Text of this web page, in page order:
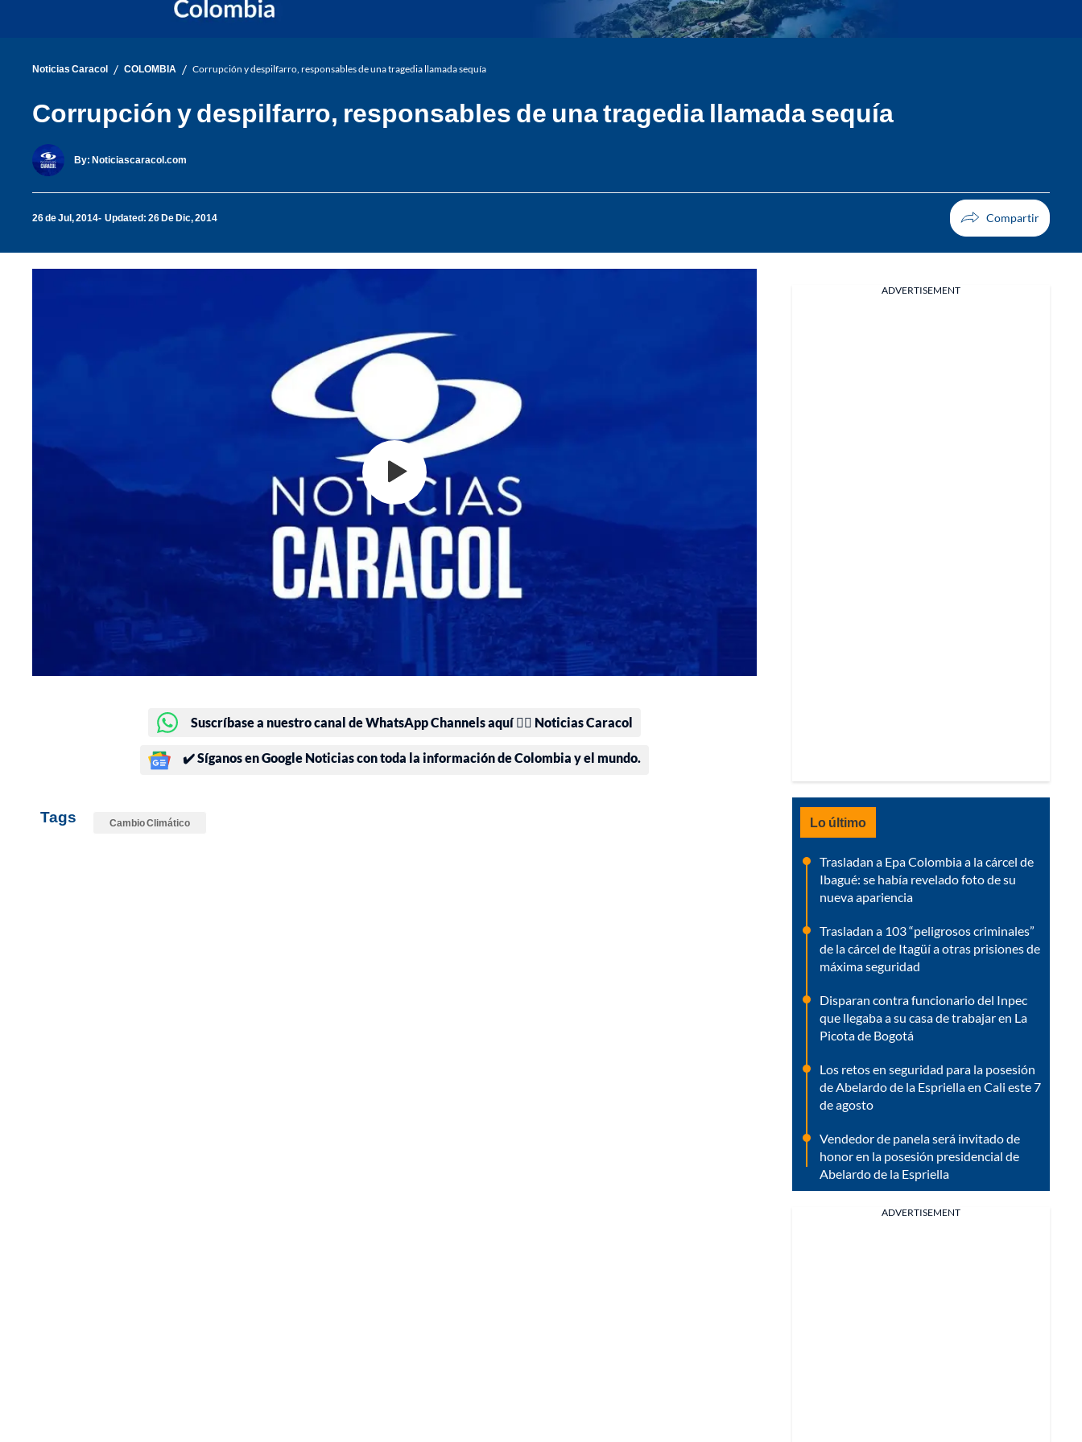
Noticias Caracol / COLOMBIA / Corrupción y despilfarro, responsables de una tragedia llamada sequía
Corrupción y despilfarro, responsables de una tragedia llamada sequía
By: Noticiascaracol.com
26 de Jul, 2014 Updated: 26 De Dic, 2014
Suscríbase a nuestro canal de WhatsApp Channels aquí 👉🏻 Noticias Caracol
✔️ Síganos en Google Noticias con toda la información de Colombia y el mundo.
Tags Cambio Climático
ADVERTISEMENT
Lo último
Trasladan a Epa Colombia a la cárcel de
Ibagué: se había revelado foto de su
nueva apariencia
Trasladan a 103 “peligrosos criminales”
de la cárcel de Itagüí a otras prisiones de
máxima seguridad
Disparan contra funcionario del Inpec
que llegaba a su casa de trabajar en La
Picota de Bogotá
Los retos en seguridad para la posesión
de Abelardo de la Espriella en Cali este 7
de agosto
Vendedor de panela será invitado de
honor en la posesión presidencial de
Abelardo de la Espriella
ADVERTISEMENT